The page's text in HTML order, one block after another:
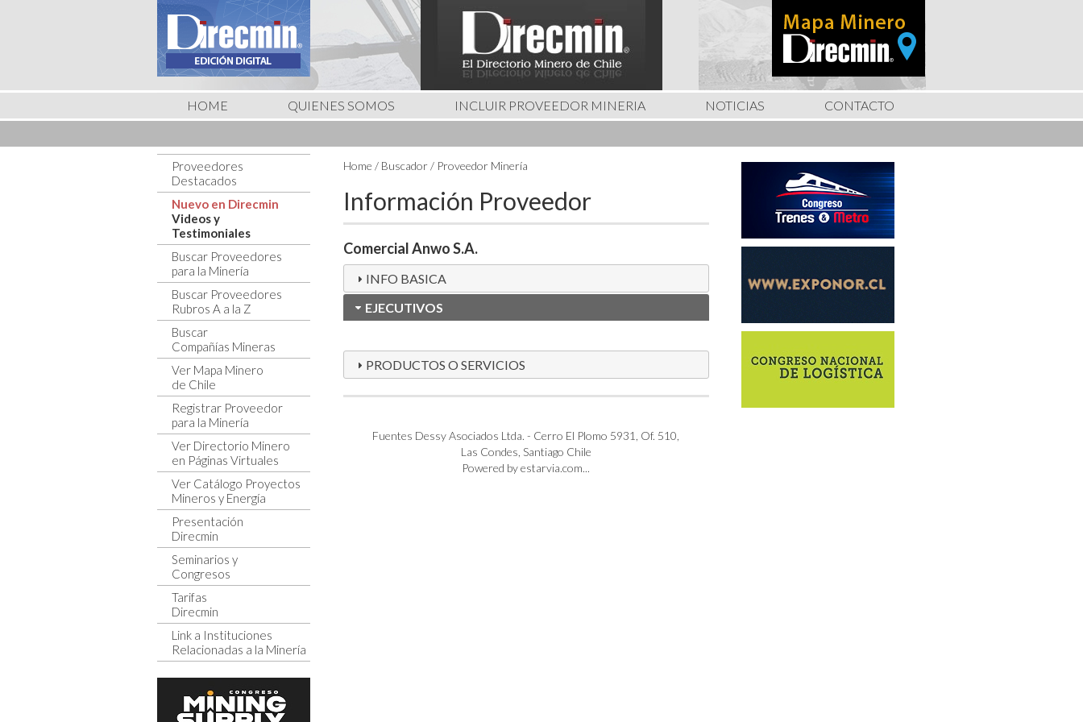
HOME QUIENES SOMOS INCLUIR PROVEEDOR MINERIA NOTICIAS CONTACTO
Proveedores
Destacados
Nuevo en Direcmin
Videos y
Testimoniales
Buscar Proveedores
para la Minería
Buscar Proveedores
Rubros A a la Z
Buscar
Compañías Mineras
Ver Mapa Minero
de Chile
Registrar Proveedor
para la Minería
Ver Directorio Minero
en Páginas Virtuales
Ver Catálogo Proyectos
Mineros y Energía
Presentación
Direcmin
Seminarios y
Congresos
Tarifas
Direcmin
Link a Instituciones
Relacionadas a la Minería
Home / Buscador / Proveedor Minería
Información Proveedor
Comercial Anwo S.A.
INFO BASICA
EJECUTIVOS
PRODUCTOS O SERVICIOS
Fuentes Dessy Asociados Ltda. - Cerro El Plomo 5931, Of. 510,
Las Condes, Santiago Chile
Powered by estarvia.com...